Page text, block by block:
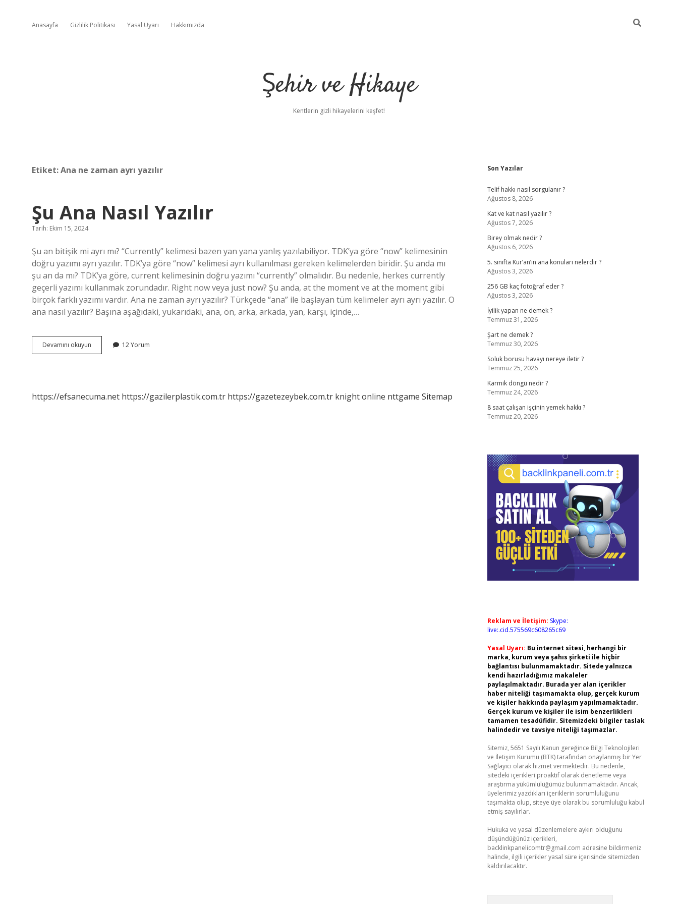
Anasayfa Gizlilik Politikası Yasal Uyarı Hakkımızda
Şehir ve Hikaye
Kentlerin gizli hikayelerini keşfet!
Etiket:Ana ne zaman ayrı yazılır
Şu Ana Nasıl Yazılır
Tarih: Ekim 15, 2024
Şu an bitişik mi ayrı mı? “Currently” kelimesi bazen yan yana yanlış yazılabiliyor. TDK’ya göre “now” kelimesinin
doğru yazımı ayrı yazılır. TDK’ya göre “now” kelimesi ayrı kullanılması gereken kelimelerden biridir. Şu anda mı
şu an da mı? TDK’ya göre, current kelimesinin doğru yazımı “currently” olmalıdır. Bu nedenle, herkes currently
geçerli yazımı kullanmak zorundadır. Right now veya just now? Şu anda, at the moment ve at the moment gibi
birçok farklı yazımı vardır. Ana ne zaman ayrı yazılır? Türkçede “ana” ile başlayan tüm kelimeler ayrı ayrı yazılır. O
ana nasıl yazılır? Başına aşağıdaki, yukarıdaki, ana, ön, arka, arkada, yan, karşı, içinde,…
Devamını okuyun
Ana
12 Yorum
https://efsanecuma.net https://gazilerplastik.com.tr https://gazetezeybek.com.tr knight online nttgame Sitemap
Sidebar
Son Yazılar
Telif hakkı nasıl sorgulanır ?
Ağustos 8, 2026
Kat ve kat nasıl yazılır ?
Ağustos 7, 2026
Birey olmak nedir ?
Ağustos 6, 2026
5. sınıfta Kur’an’ın ana konuları nelerdir ?
Ağustos 3, 2026
256 GB kaç fotoğraf eder ?
Ağustos 3, 2026
İyilik yapan ne demek ?
Temmuz 31, 2026
Şart ne demek ?
Temmuz 30, 2026
Soluk borusu havayı nereye iletir ?
Temmuz 25, 2026
Karmik döngü nedir ?
Temmuz 24, 2026
8 saat çalışan işçinin yemek hakkı ?
Temmuz 20, 2026
Reklam ve İletişim: Skype:
live:.cid.575569c608265c69
Yasal Uyarı: Bu internet sitesi, herhangi bir
marka, kurum veya şahıs şirketi ile hiçbir
bağlantısı bulunmamaktadır. Sitede yalnızca
kendi hazırladığımız makaleler
paylaşılmaktadır. Burada yer alan içerikler
haber niteliği taşımamakta olup, gerçek kurum
ve kişiler hakkında paylaşım yapılmamaktadır.
Gerçek kurum ve kişiler ile isim benzerlikleri
tamamen tesadüfidir. Sitemizdeki bilgiler taslak
halindedir ve tavsiye niteliği taşımazlar.
Sitemiz, 5651 Sayılı Kanun gereğince Bilgi Teknolojileri
ve İletişim Kurumu (BTK) tarafından onaylanmış bir Yer
Sağlayıcı olarak hizmet vermektedir. Bu nedenle,
sitedeki içerikleri proaktif olarak denetleme veya
araştırma yükümlülüğümüz bulunmamaktadır. Ancak,
üyelerimiz yazdıkları içeriklerin sorumluluğunu
taşımakta olup, siteye üye olarak bu sorumluluğu kabul
etmiş sayılırlar.
Hukuka ve yasal düzenlemelere aykırı olduğunu
düşündüğünüz içerikleri,
backlinkpanelicomtr@gmail.com adresine bildirmeniz
halinde, ilgili içerikler yasal süre içerisinde sitemizden
kaldırılacaktır.